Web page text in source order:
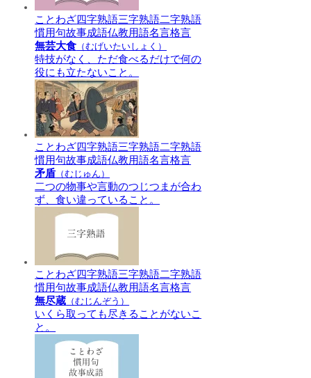
ことわざ四字熟語三字熟語二字熟語
慣用句故事成語仏教用語名言格言
無芸大食 （むげいたいしょく）
特技がなく、ただ食べるだけで何の
役にも立たないこと。
ことわざ四字熟語三字熟語二字熟語
慣用句故事成語仏教用語名言格言
矛盾 （むじゅん）
二つの物事や言動のつじつまが合わ
ず、食い違っていること。
ことわざ四字熟語三字熟語二字熟語
慣用句故事成語仏教用語名言格言
無尽蔵 （むじんぞう）
いくら取っても尽きることがないこ
と。